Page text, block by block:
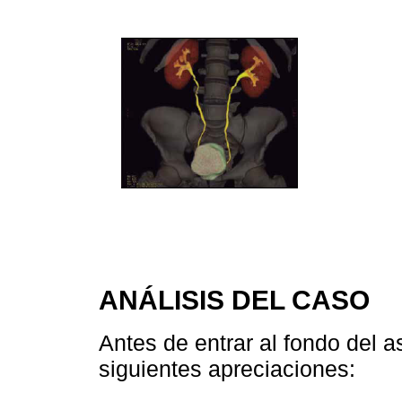
ANÁLISIS DEL CASO
Antes de entrar al fondo del
siguientes apreciaciones: